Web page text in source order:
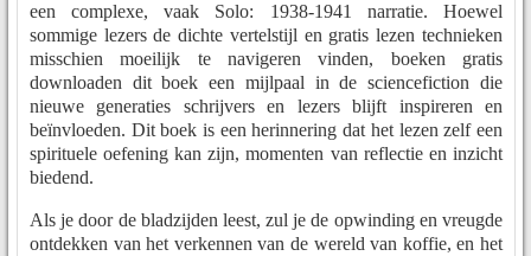
een complexe, vaak Solo: 1938-1941 narratie. Hoewel
sommige lezers de dichte vertelstijl en gratis lezen technieken
misschien moeilijk te navigeren vinden, boeken gratis
downloaden dit boek een mijlpaal in de sciencefiction die
nieuwe generaties schrijvers en lezers blijft inspireren en
beïnvloeden. Dit boek is een herinnering dat het lezen zelf een
spirituele oefening kan zijn, momenten van reflectie en inzicht
biedend.
Als je door de bladzijden leest, zul je de opwinding en vreugde
ontdekken van het verkennen van de wereld van koffie, en het